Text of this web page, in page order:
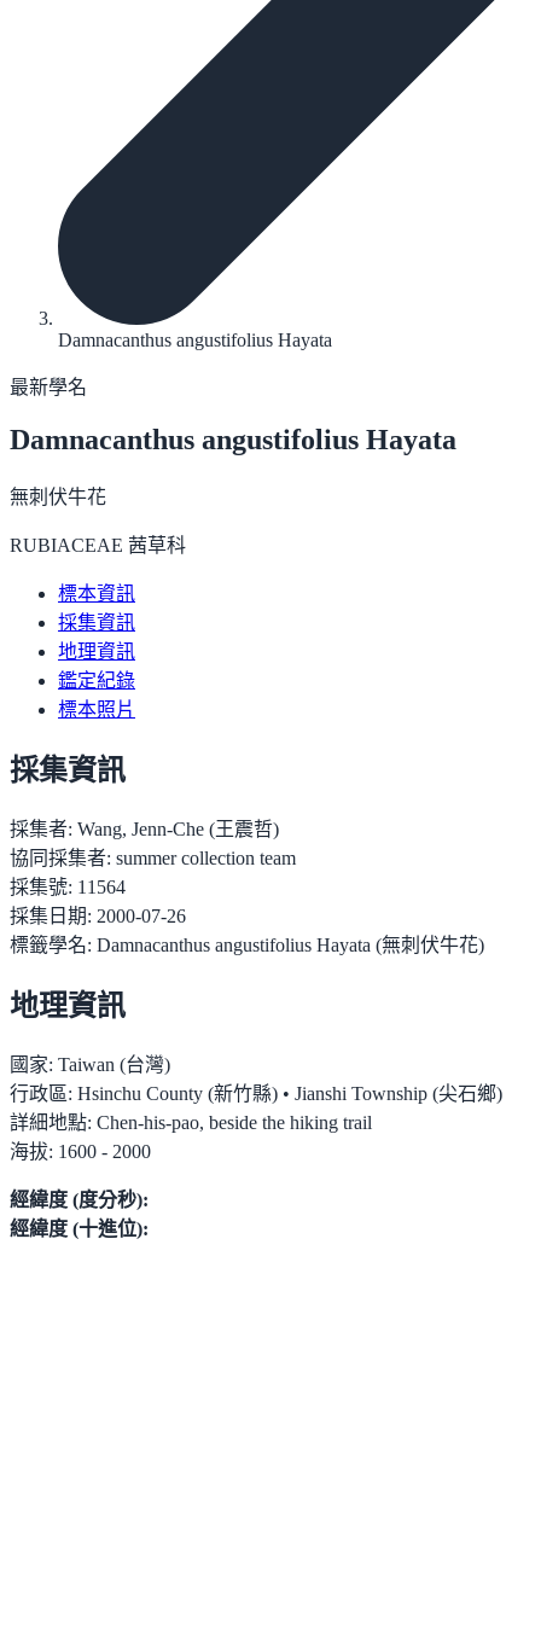
Damnacanthus angustifolius Hayata
最新學名
Damnacanthus angustifolius Hayata
無刺伏牛花
RUBIACEAE 茜草科
標本資訊
採集資訊
地理資訊
鑑定紀錄
標本照片
採集資訊
採集者: Wang, Jenn-Che (王震哲)
協同採集者: summer collection team
採集號: 11564
採集日期: 2000-07-26
標籤學名: Damnacanthus angustifolius Hayata (無刺伏牛花)
地理資訊
國家: Taiwan (台灣)
行政區: Hsinchu County (新竹縣) • Jianshi Township (尖石鄉)
詳細地點: Chen-his-pao, beside the hiking trail
海拔: 1600 - 2000
經緯度 (度分秒):
經緯度 (十進位):